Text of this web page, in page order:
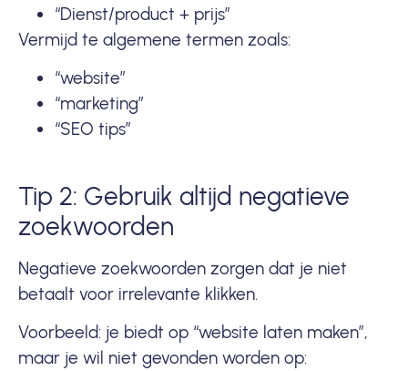
“Dienst/product + prijs”
Vermijd te algemene termen zoals:
“website”
“marketing”
“SEO tips”
Tip 2: Gebruik altijd negatieve
zoekwoorden
Negatieve zoekwoorden zorgen dat je niet
betaalt voor irrelevante klikken.
Voorbeeld: je biedt op “website laten maken”,
maar je wil niet gevonden worden op: